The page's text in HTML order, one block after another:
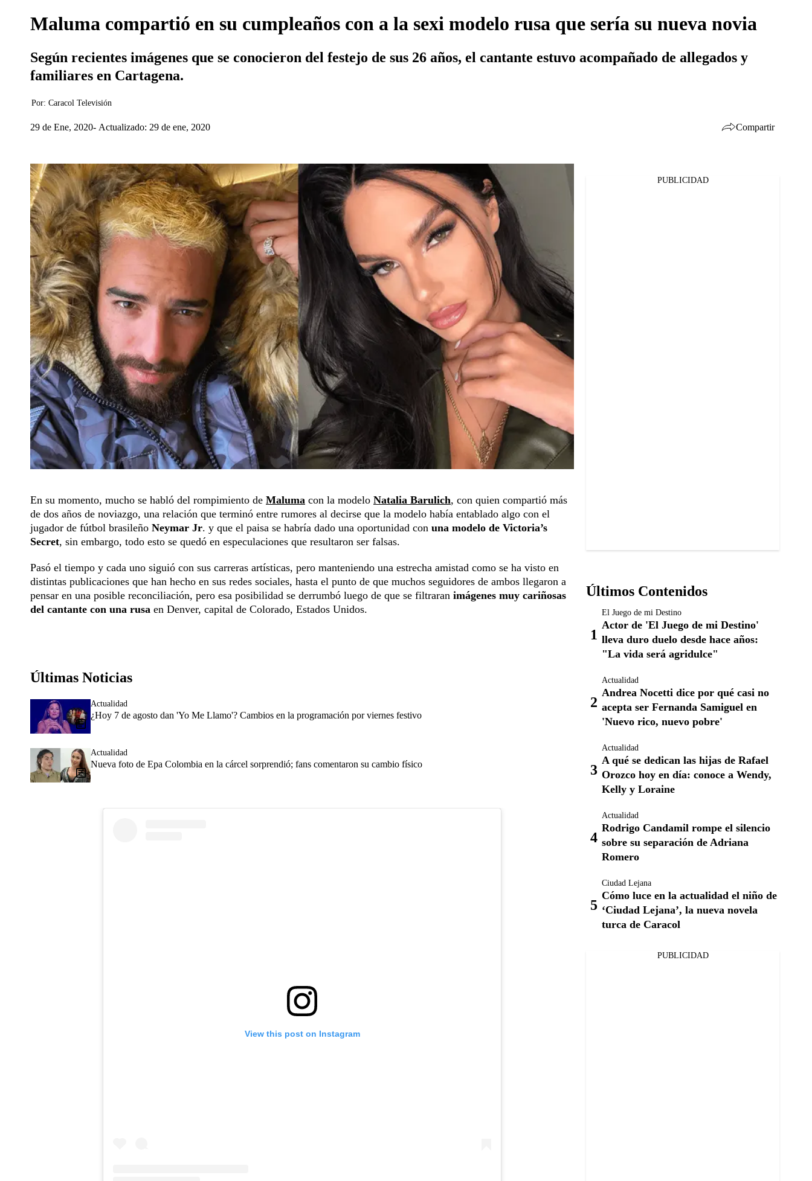
Maluma compartió en su cumpleaños con a la sexi modelo rusa que sería su nueva novia
Según recientes imágenes que se conocieron del festejo de sus 26 años, el cantante estuvo acompañado de allegados y
familiares en Cartagena.
Por: Caracol Televisión
29 de Ene, 2020 Actualizado: 29 de ene, 2020 Compartir
En su momento, mucho se habló del rompimiento de Maluma con la modelo Natalia Barulich, con quien compartió más
de dos años de noviazgo, una relación que terminó entre rumores al decirse que la modelo había entablado algo con el
jugador de fútbol brasileño Neymar Jr. y que el paisa se habría dado una oportunidad con una modelo de Victoria’s
Secret, sin embargo, todo esto se quedó en especulaciones que resultaron ser falsas.
Pasó el tiempo y cada uno siguió con sus carreras artísticas, pero manteniendo una estrecha amistad como se ha visto en
distintas publicaciones que han hecho en sus redes sociales, hasta el punto de que muchos seguidores de ambos llegaron a
pensar en una posible reconciliación, pero esa posibilidad se derrumbó luego de que se filtraran imágenes muy cariñosas
del cantante con una rusa en Denver, capital de Colorado, Estados Unidos.
Últimas Noticias
Actualidad
¿Hoy 7 de agosto dan 'Yo Me Llamo'? Cambios en la programación por viernes festivo
Actualidad
Nueva foto de Epa Colombia en la cárcel sorprendió; fans comentaron su cambio físico
View this post on Instagram
PUBLICIDAD
Últimos Contenidos
El Juego de mi Destino
Actor de 'El Juego de mi Destino'
lleva duro duelo desde hace años:
"La vida será agridulce"
Actualidad
Andrea Nocetti dice por qué casi no
acepta ser Fernanda Samiguel en
'Nuevo rico, nuevo pobre'
Actualidad
A qué se dedican las hijas de Rafael
Orozco hoy en día: conoce a Wendy,
Kelly y Loraine
Actualidad
Rodrigo Candamil rompe el silencio
sobre su separación de Adriana
Romero
Ciudad Lejana
Cómo luce en la actualidad el niño de
‘Ciudad Lejana’, la nueva novela
turca de Caracol
PUBLICIDAD